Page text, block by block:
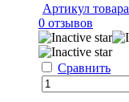
Артикул товара
0 отзывов
Сравнить